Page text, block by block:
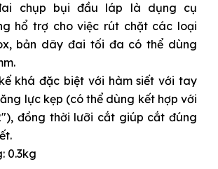
chụp bụi đầu láp là dụng cụ
hổ trợ cho việc rút chặt các loại
bản dây đai tối đa có thể dùng
khá đặc biệt với hàm siết với tay
lực kẹp (có thể dùng kết hợp với
đồng thời lưỡi cắt giúp cắt đúng
0.3kg